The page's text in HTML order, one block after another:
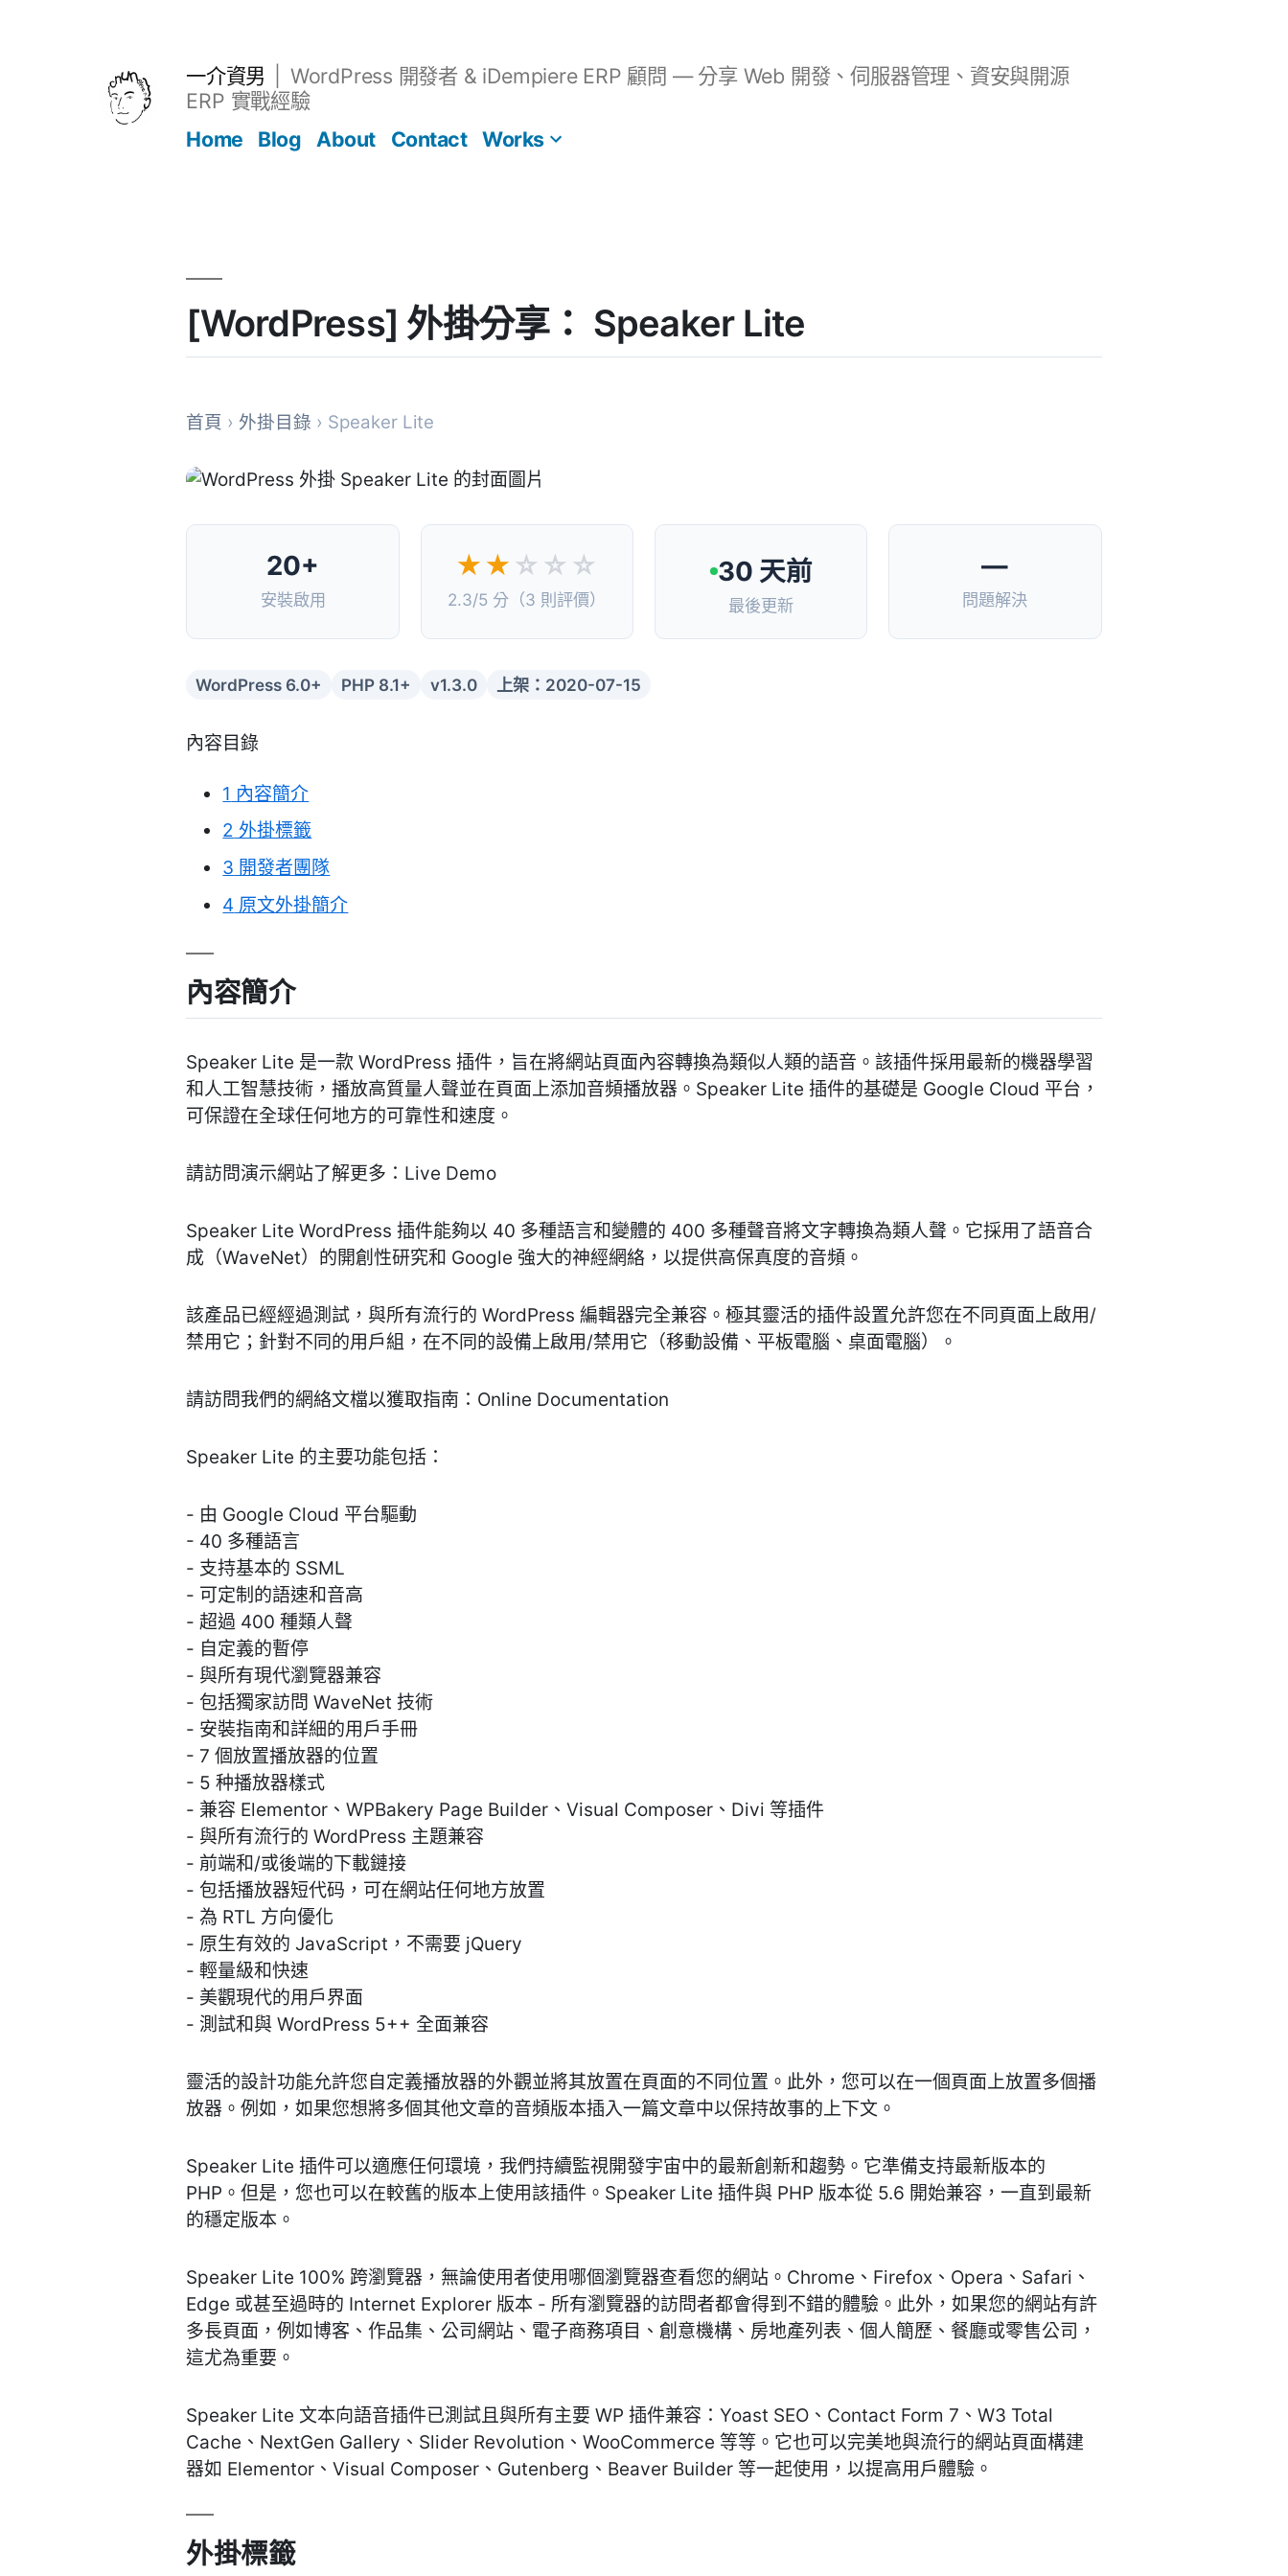
一介資男
WordPress 開發者 & iDempiere ERP 顧問 — 分享 Web 開發、伺服器管理、資安與開源
ERP 實戰經驗
Home
Blog About Contact Works
[WordPress] 外掛分享： Speaker Lite
首頁 › 外掛目錄 › Speaker Lite
20+
安裝啟用
★★ ☆☆☆
2.3/5 分（3 則評價）
30 天前
最後更新
—
問題解決
WordPress 6.0+ PHP 8.1+ v1.3.0 上架：2020-07-15
內容目錄
1 內容簡介
2 外掛標籤
3 開發者團隊
4 原文外掛簡介
內容簡介
Speaker Lite 是一款 WordPress 插件，旨在將網站頁面內容轉換為類似人類的語音。該插件採用最新的機器學習
和人工智慧技術，播放高質量人聲並在頁面上添加音頻播放器。Speaker Lite 插件的基礎是 Google Cloud 平台，
可保證在全球任何地方的可靠性和速度。
請訪問演示網站了解更多：Live Demo
Speaker Lite WordPress 插件能夠以 40 多種語言和變體的 400 多種聲音將文字轉換為類人聲。它採用了語音合
成（WaveNet）的開創性研究和 Google 強大的神經網絡，以提供高保真度的音頻。
該產品已經經過測試，與所有流行的 WordPress 編輯器完全兼容。極其靈活的插件設置允許您在不同頁面上啟用/
禁用它；針對不同的用戶組，在不同的設備上啟用/禁用它（移動設備、平板電腦、桌面電腦）。
請訪問我們的網絡文檔以獲取指南：Online Documentation
Speaker Lite 的主要功能包括：
- 由 Google Cloud 平台驅動
- 40 多種語言
- 支持基本的 SSML
- 可定制的語速和音高
- 超過 400 種類人聲
- 自定義的暫停
- 與所有現代瀏覽器兼容
- 包括獨家訪問 WaveNet 技術
- 安裝指南和詳細的用戶手冊
- 7 個放置播放器的位置
- 5 种播放器樣式
- 兼容 Elementor、WPBakery Page Builder、Visual Composer、Divi 等插件
- 與所有流行的 WordPress 主題兼容
- 前端和/或後端的下載鏈接
- 包括播放器短代码，可在網站任何地方放置
- 為 RTL 方向優化
- 原生有效的 JavaScript，不需要 jQuery
- 輕量級和快速
- 美觀現代的用戶界面
- 測試和與 WordPress 5++ 全面兼容
靈活的設計功能允許您自定義播放器的外觀並將其放置在頁面的不同位置。此外，您可以在一個頁面上放置多個播
放器。例如，如果您想將多個其他文章的音頻版本插入一篇文章中以保持故事的上下文。
Speaker Lite 插件可以適應任何環境，我們持續監視開發宇宙中的最新創新和趨勢。它準備支持最新版本的
PHP。但是，您也可以在較舊的版本上使用該插件。Speaker Lite 插件與 PHP 版本從 5.6 開始兼容，一直到最新
的穩定版本。
Speaker Lite 100% 跨瀏覽器，無論使用者使用哪個瀏覽器查看您的網站。Chrome、Firefox、Opera、Safari、
Edge 或甚至過時的 Internet Explorer 版本 - 所有瀏覽器的訪問者都會得到不錯的體驗。此外，如果您的網站有許
多長頁面，例如博客、作品集、公司網站、電子商務項目、創意機構、房地產列表、個人簡歷、餐廳或零售公司，
這尤為重要。
Speaker Lite 文本向語音插件已測試且與所有主要 WP 插件兼容：Yoast SEO、Contact Form 7、W3 Total
Cache、NextGen Gallery、Slider Revolution、WooCommerce 等等。它也可以完美地與流行的網站頁面構建
器如 Elementor、Visual Composer、Gutenberg、Beaver Builder 等一起使用，以提高用戶體驗。
外掛標籤